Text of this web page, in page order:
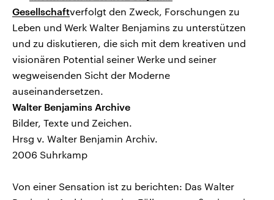
Gesellschaftverfolgt den Zweck, Forschungen zu
Leben und Werk Walter Benjamins zu unterstützen
und zu diskutieren, die sich mit dem kreativen und
visionären Potential seiner Werke und seiner
wegweisenden Sicht der Moderne
auseinandersetzen.
Walter Benjamins Archive
Bilder, Texte und Zeichen.
Hrsg v. Walter Benjamin Archiv.
2006 Suhrkamp
Von einer Sensation ist zu berichten: Das Walter